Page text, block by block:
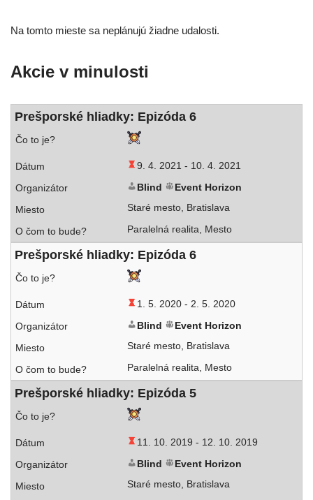
Na tom­to mies­te sa neplá­nu­jú žiad­ne udalosti.
Akcie v minulosti
Prešporské hliad­ky: Epizóda 6
9. 4. 2021 - 10. 4. 2021
Blind
Event Horizon
Staré mes­to, Bratislava
Paralelná rea­li­ta, Mesto
Prešporské hliad­ky: Epizóda 6
1. 5. 2020 - 2. 5. 2020
Blind
Event Horizon
Staré mes­to, Bratislava
Paralelná rea­li­ta, Mesto
Prešporské hliad­ky: Epizóda 5
11. 10. 2019 - 12. 10. 2019
Blind
Event Horizon
Staré mes­to, Bratislava